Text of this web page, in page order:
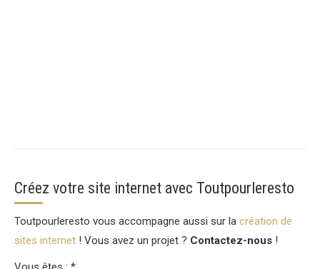
Créez votre site internet avec Toutpourleresto
Toutpourleresto vous accompagne aussi sur la création de
sites internet ! Vous avez un projet ? Contactez-nous !